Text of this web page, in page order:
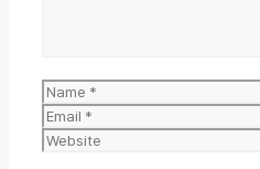
Name
Email
Website